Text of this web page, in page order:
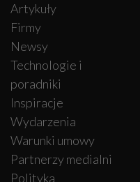
Artykuły
Firmy
Newsy
Technologie i
poradniki
Inspiracje
Wydarzenia
Warunki umowy
Partnerzy medialni
Polityka